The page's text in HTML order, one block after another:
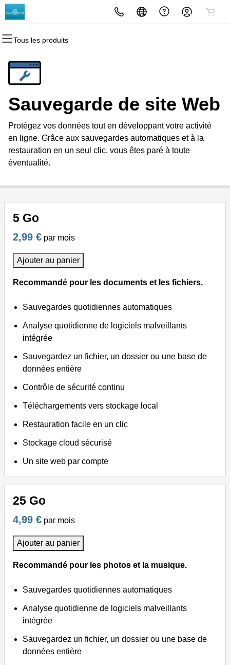
Tous les produits
Tous les produits
Enregistrement domaine
Enregistrement groupé (bulk)
Transfert de domaine
Transferts par lots
Tous les produits
Créateur de sites Web
WordPress
Tous les produits
cPanel
WordPress
Web Hosting Plus
Serveur privé virtuel (VPS)
Tous les produits
Sécurité site Web
SSL
Service SSL géré
Sauvegarde de site Web
Tous les produits
Marketing par email
Référencement (SEO)
Tous les produits
Microsoft 365
Messagerie professionnelle
Sauvegarde de site Web
Protégez vos données tout en développant votre activité
en ligne. Grâce aux sauvegardes automatiques et à la
restauration en un seul clic, vous êtes paré à toute
éventualité.
5 Go
2,99 € par mois
Ajouter au panier
Recommandé pour les documents et les fichiers.
Sauvegardes quotidiennes automatiques
Analyse quotidienne de logiciels malveillants
intégrée
Sauvegardez un fichier, un dossier ou une base de
données entière
Contrôle de sécurité continu
Téléchargements vers stockage local
Restauration facile en un clic
Stockage cloud sécurisé
Un site web par compte
25 Go
4,99 € par mois
Ajouter au panier
Recommandé pour les photos et la musique.
Sauvegardes quotidiennes automatiques
Analyse quotidienne de logiciels malveillants
intégrée
Sauvegardez un fichier, un dossier ou une base de
données entière